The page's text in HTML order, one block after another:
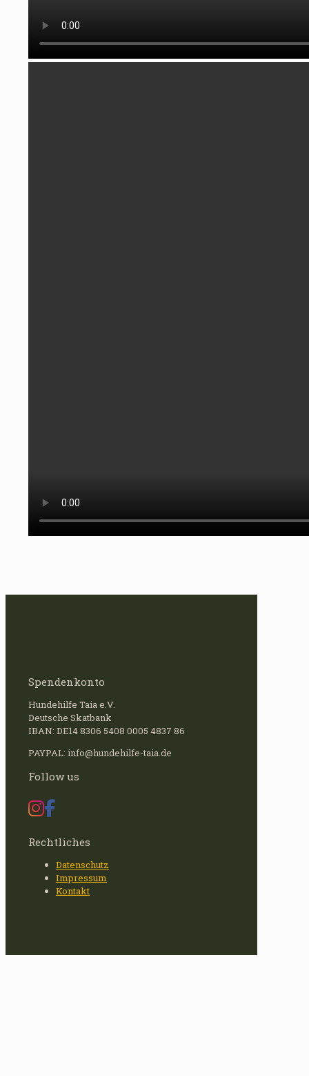
Spendenkonto
Hundehilfe Taia e.V.
Deutsche Skatbank
IBAN: DE14 8306 5408 0005 4837 86
PAYPAL: info@hundehilfe-taia.de
Follow us
Rechtliches
Datenschutz
Impressum
Kontakt